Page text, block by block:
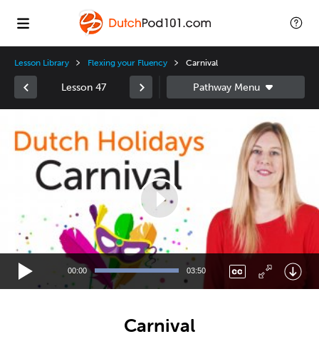
Lesson Library Flexing your Fluency Carnival
Lesson 47
Player
00:00 03:50
Carnival